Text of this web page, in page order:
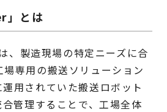
」とは
、製造現場の特定ニーズに合
専用の搬送ソリューション
用されていた搬送ロボット
管理することで、工場全体